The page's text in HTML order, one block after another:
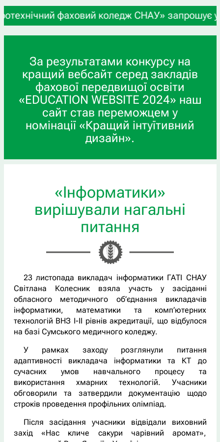
фаховий коледж СНАУ» запрошує учнів 9-х
За результатами конкурсу на
кращий вебсайт серед закладів
фахової передвищої освіти
«EDUCATION WEBSITE 2024» наш
сайт став переможцем у
номінації «Кращий інтуїтивний
дизайн».
«Інформатики»
вирішували нагальні
питання
23 листопада викладач інформатики ГАТІ СНАУ
Світлана Колесник взяла участь у засіданні
обласного методичного об’єднання викладачів
інформатики, математики та комп’ютерних
технологій ВНЗ І-ІІ рівнів акредитації, що відбулося
на базі Сумського медичного коледжу.
У рамках заходу розглянули питання
адаптивності викладача інформатики та КТ до
сучасних умов навчального процесу та
використання хмарних технологій. Учасники
обговорили та затвердили документацію щодо
строків проведення профільних олімпіад.
Після засідання учасники відвідали виховний
захід «Нас кличе сакури чарівний аромат»,